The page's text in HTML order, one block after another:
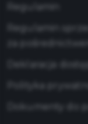
Regulamin
Regulamin
za
Deklaracja
Polityka
Dokumenty do